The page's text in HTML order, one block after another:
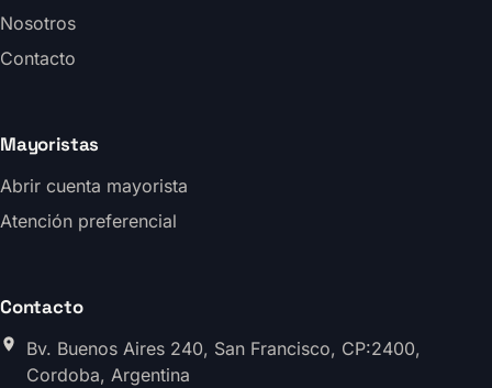
Nosotros
Contacto
Mayoristas
Abrir cuenta mayorista
Atención preferencial
Contacto
Bv. Buenos Aires 240, San Francisco, CP:2400,
Cordoba, Argentina